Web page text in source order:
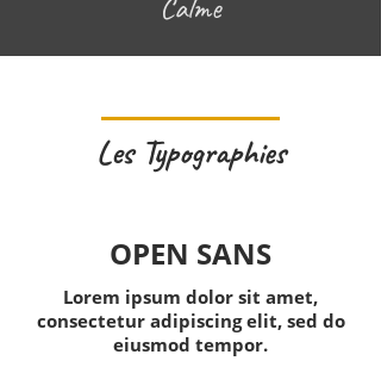
Les Typographies
OPEN SANS
Lorem ipsum dolor sit amet,
consectetur adipiscing elit, sed do
eiusmod tempor.